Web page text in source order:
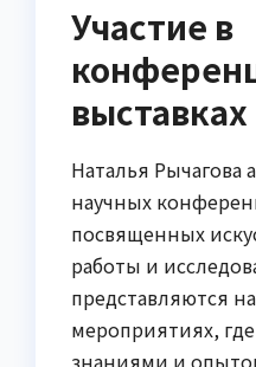
Участие в
выставках
Наталья Рычагова
научных
посвященных
работы и
представляются
мероприятиях,
знаниями и